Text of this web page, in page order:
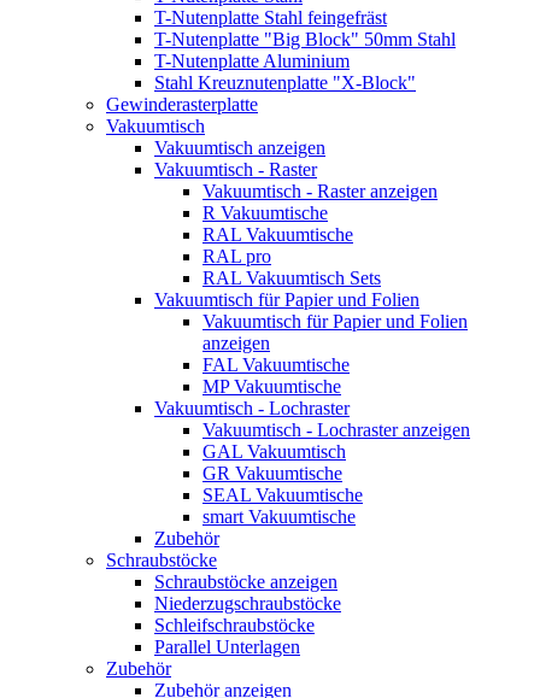
T-Nutenplatte Stahl feingefräst
T-Nutenplatte "Big Block" 50mm Stahl
T-Nutenplatte Aluminium
Stahl Kreuznutenplatte "X-Block"
Gewinderasterplatte
Vakuumtisch
Vakuumtisch anzeigen
Vakuumtisch - Raster
Vakuumtisch - Raster anzeigen
R Vakuumtische
RAL Vakuumtische
RAL pro
RAL Vakuumtisch Sets
Vakuumtisch für Papier und Folien
Vakuumtisch für Papier und Folien
anzeigen
FAL Vakuumtische
MP Vakuumtische
Vakuumtisch - Lochraster
Vakuumtisch - Lochraster anzeigen
GAL Vakuumtisch
GR Vakuumtische
SEAL Vakuumtische
smart Vakuumtische
Zubehör
Schraubstöcke
Schraubstöcke anzeigen
Niederzugschraubstöcke
Schleifschraubstöcke
Parallel Unterlagen
Zubehör
Zubehör anzeigen